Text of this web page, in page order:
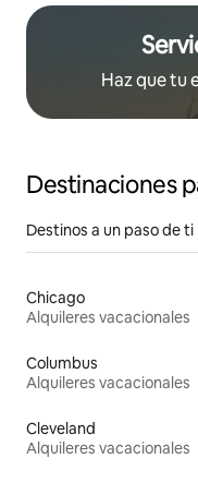
Haz que tu
Destinaciones
Destinos a un paso de ti
Chicago
Alquileres vacacionales
Columbus
Alquileres vacacionales
Cleveland
Alquileres vacacionales